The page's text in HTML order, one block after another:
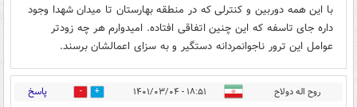
با این همه دوربین و کنترلی که در منطقه بهارستان تا میدان شهدا وجود
داره جای تاسفه که این چنین اتفاقی افتاده. امیدوارم هر چه زودتر
عوامل این ترور ناجوانمردانه دستگیر و به سزای اعمالشان برسند.
روح اله دولاح ۱۸:۵۱ - ۱۴۰۱/۰۳/۰۴ 0 پاسخ